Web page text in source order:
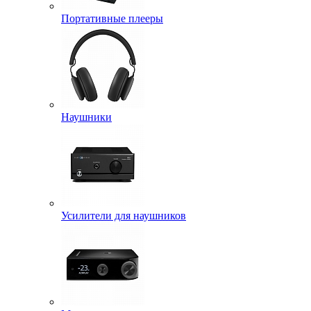
Портативные плееры
Наушники
Усилители для наушников